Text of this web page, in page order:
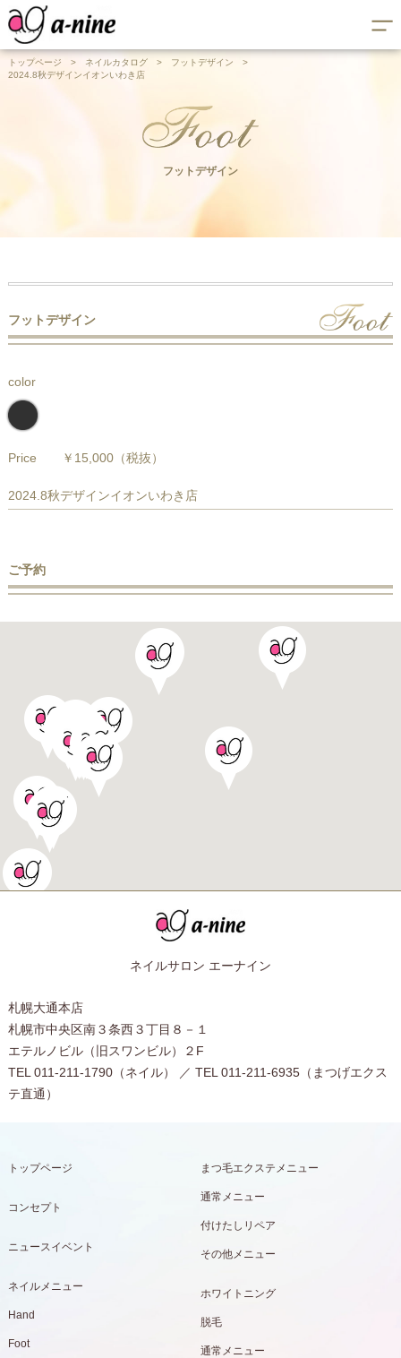
トップページ > ネイルカタログ > フットデザイン
>
2024.8秋デザインイオンいわき店
フットデザイン
フットデザイン
color
Price ￥15,000（税抜）
2024.8秋デザインイオンいわき店
ご予約
ネイルサロン エーナイン
札幌大通本店
札幌市中央区南３条西３丁目８－１
エテルノビル（旧スワンビル）２F
TEL 011-211-1790（ネイル） ／ TEL 011-211-6935（まつげエクス
テ直通）
トップページ
コンセプト
ニュースイベント
ネイルメニュー
Hand
Foot
まつ毛エクステメニュー
通常メニュー
付けたしリペア
その他メニュー
ホワイトニング
脱毛
通常メニュー